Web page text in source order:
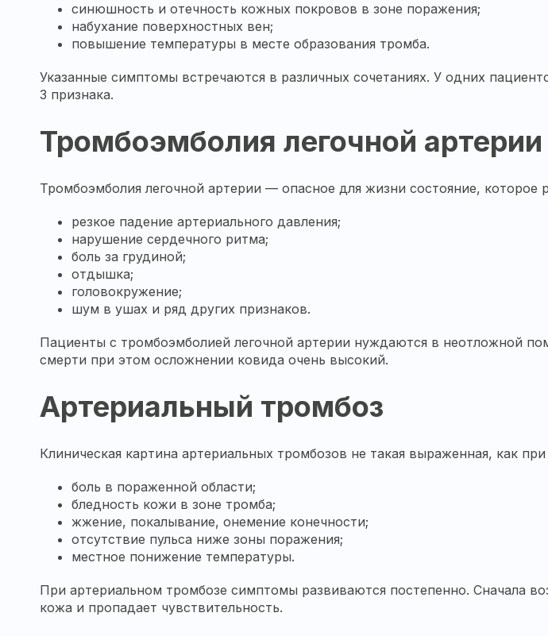
синюшность и отечность кожных покровов в зоне поражения;
набухание поверхностных вен;
повышение температуры в месте образования тромба.
Указанные симптомы встречаются в различных сочетаниях. У одних
3 признака.
Тромбоэмболия легочной артерии
Тромбоэмболия легочной артерии — опасное для жизни состояние,
резкое падение артериального давления;
нарушение сердечного ритма;
боль за грудиной;
отдышка;
головокружение;
шум в ушах и ряд других признаков.
Пациенты с тромбоэмболией легочной артерии нуждаются в неотложной
смерти при этом осложнении ковида очень высокий.
Артериальный тромбоз
Клиническая картина артериальных тромбозов не такая выраженная, как
боль в пораженной области;
бледность кожи в зоне тромба;
жжение, покалывание, онемение конечности;
отсутствие пульса ниже зоны поражения;
местное понижение температуры.
При артериальном тромбозе симптомы развиваются постепенно. Сначала
кожа и пропадает чувствительность.